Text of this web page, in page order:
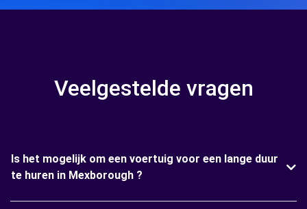
Veelgestelde vragen
Is het mogelijk om een voertuig voor een lange duur
te huren in Mexborough ?